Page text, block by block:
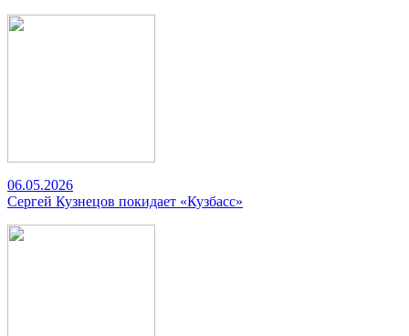
06.05.2026
Сергей Кузнецов покидает «Кузбасс»